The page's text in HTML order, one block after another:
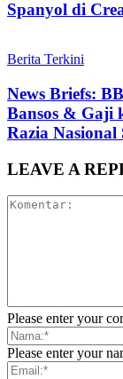
Spanyol di
Berita Terkini
News Briefs:
Bansos & Gaji
Razia Nasional
LEAVE A
Please enter your
Please enter your